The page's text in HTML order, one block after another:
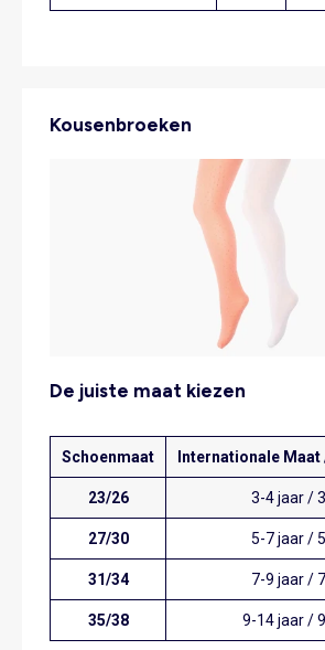
Kousenbroeken
De juiste maat kiezen
Schoenmaat Internationale
23/26 3-4 jaar /
27/30 5-7 jaar /
31/34 7-9 jaar /
35/38 9-14 jaar /